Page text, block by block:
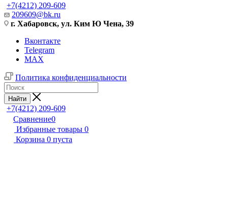
+7(4212) 209-609
209609@bk.ru
г. Хабаровск, ул. Ким Ю Чена, 39
Вконтакте
Telegram
MAX
Политика конфиденциальности
Найти
+7(4212) 209-609
Сравнение0
Избранные товары 0
Корзина 0 пуста